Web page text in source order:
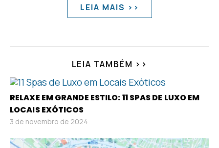
LEIA MAIS >>
LEIA TAMBÉM >>
RELAXE EM GRANDE ESTILO: 11 SPAS DE LUXO EM
LOCAIS EXÓTICOS
3 de novembro de 2024